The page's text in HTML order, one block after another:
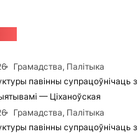
Грамадства, Палітыка
павінны супрацоўнічаць з
— Ціханоўская
Грамадства, Палітыка
павінны супрацоўнічаць з